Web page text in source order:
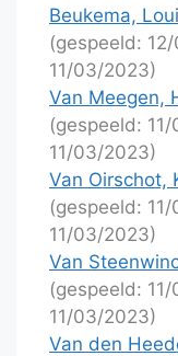
Beukema,
(gespeeld:
11/03/2023)
Van Meegen,
(gespeeld:
11/03/2023)
Van Oirschot,
(gespeeld:
11/03/2023)
Van
(gespeeld:
11/03/2023)
Van den